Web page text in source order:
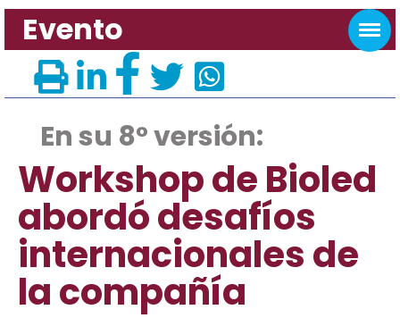
Evento
En su 8° versión:
Workshop de Bioled
abordó desafíos
internacionales de
la compañía